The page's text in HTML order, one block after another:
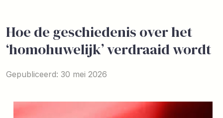
Hoe de geschiedenis over het
‘homohuwelijk’ verdraaid wordt
Gepubliceerd: 30 mei 2026